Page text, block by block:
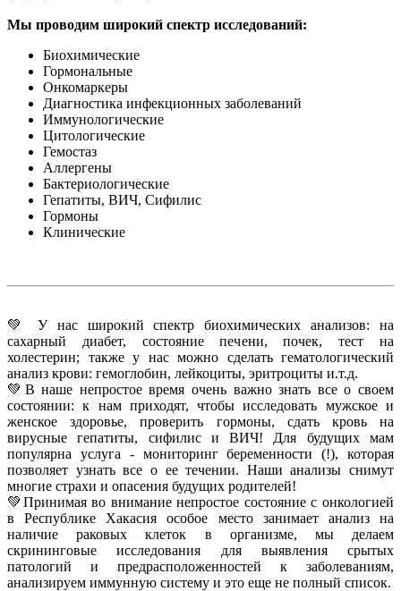
Мы проводим широкий спектр исследований:
Биохимические
Гормональные
Онкомаркеры
Диагностика инфекционных заболеваний
Иммунологические
Цитологические
Гемостаз
Аллергены
Бактериологические
Гепатиты, ВИЧ, Сифилис
Гормоны
Клинические
💚 У нас широкий спектр биохимических анализов: на
сахарный диабет, состояние печени, почек, тест на
холестерин; также у нас можно сделать гематологический
анализ крови: гемоглобин, лейкоциты, эритроциты и.т.д.
💚В наше непростое время очень важно знать все о своем
состоянии: к нам приходят, чтобы исследовать мужское и
женское здоровье, проверить гормоны, сдать кровь на
вирусные гепатиты, сифилис и ВИЧ! Для будущих мам
популярна услуга - мониторинг беременности (!), которая
позволяет узнать все о ее течении. Наши анализы снимут
многие страхи и опасения будущих родителей!
💚Принимая во внимание непростое состояние с онкологией
в Республике Хакасия особое место занимает анализ на
наличие раковых клеток в организме, мы делаем
скрининговые исследования для выявления срытых
патологий и предрасположенностей к заболеваниям,
анализируем иммунную систему и это еще не полный список.